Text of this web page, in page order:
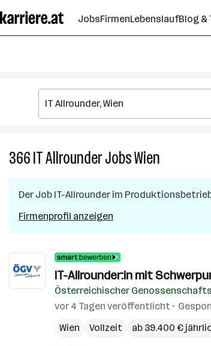
Seiteninhalt
springen
JobsFirmenLebenslaufBlog &
366IT AllrounderJobsWien
Jobs
Der Job IT-Allrounder im
Firmenprofil anzeigen
IT-Allrounder:in mit
Österreichischer
vor 4 Tagen veröffentlicht
Wien
Vollzeit ab 39.400 €